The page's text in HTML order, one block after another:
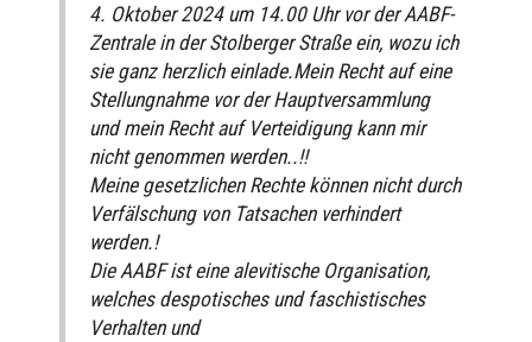
4. Oktober 2024 um 14.00 Uhr vor der AABF-
Zentrale in der Stolberger Straße ein, wozu ich
sie ganz herzlich einlade.Mein Recht auf eine
Stellungnahme vor der Hauptversammlung
und mein Recht auf Verteidigung kann mir
nicht genommen werden..!!
Meine gesetzlichen Rechte können nicht durch
Verfälschung von Tatsachen verhindert
werden.!
Die AABF ist eine alevitische Organisation,
welches despotisches und faschistisches
Verhalten und